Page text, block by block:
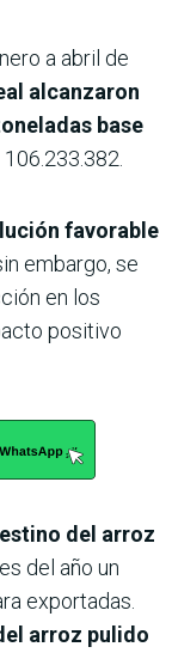
a abril de
alcanzaron
base
favorable
embargo, se
en los
positivo
del arroz
del año un
exportadas.
arroz pulido